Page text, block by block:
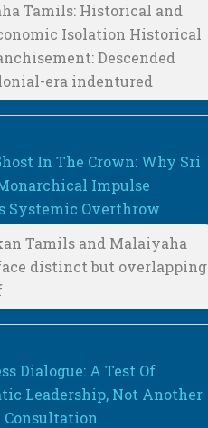
Tamils: Historical and
Isolation Historical
Descended
era indentured
In The Crown: Why Sri
Impulse
Systemic Overthrow
Tamils and Malaiyaha
distinct but overlapping
Dialogue: A Test Of
Leadership, Not Another